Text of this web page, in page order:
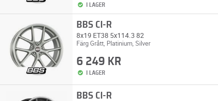
I LAGER
BBS CI-R
8x19 ET38 5x114.3 82
Färg Grått, Platinium, Silver
6 249 KR
I LAGER
BBS CI-R